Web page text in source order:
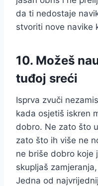
da ti nedostaje
stvoriti nove navike
10. Možeš
tuđoj sreći
Isprva zvuči
kada osjetiš iskren
dobro. Ne zato što
zato što ih više ne
ne briše dobro koje
skupljaš
Jedna od